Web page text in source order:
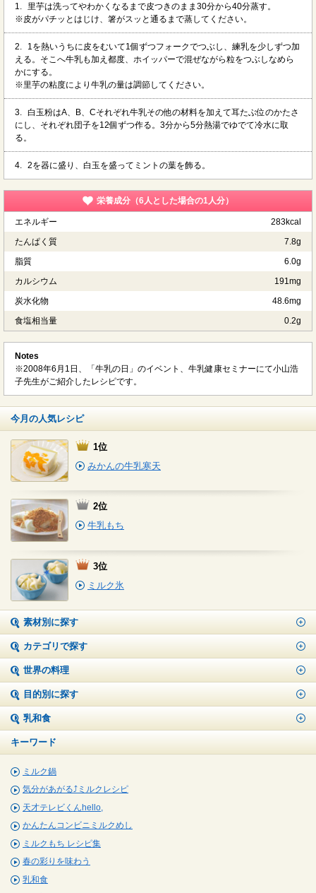
1.
里芋は洗ってやわかくなるまで皮つきのまま30分から40分蒸す。
※皮がパチッとはじけ、箸がスッと通るまで蒸してください。
2.
1を熱いうちに皮をむいて1個ずつフォークでつぶし、練乳を少しずつ加
える。そこへ牛乳も加え都度、ホイッパーで混ぜながら粒をつぶしなめら
かにする。
※里芋の粘度により牛乳の量は調節してください。
3.
白玉粉はA、B、Cそれぞれ牛乳その他の材料を加えて耳たぶ位のかたさ
にし、それぞれ団子を12個ずつ作る。3分から5分熱湯でゆでて冷水に取
る。
4. 2を器に盛り、白玉を盛ってミントの葉を飾る。
栄養成分（6人とした場合の1人分）
エネルギー
283kcal
たんぱく質
7.8g
脂質
6.0g
カルシウム
191mg
炭水化物
48.6mg
食塩相当量
0.2g
Notes
※2008年6月1日、「牛乳の日」のイベント、牛乳健康セミナーにて小山浩
子先生がご紹介したレシピです。
今月の人気レシピ
1位
みかんの牛乳寒天
2位
牛乳もち
3位
ミルク氷
素材別に探す
カテゴリで探す
世界の料理
目的別に探す
乳和食
キーワード
ミルク鍋
気分があがる⤴ミルクレシピ
天才テレビくんhello,
かんたんコンビニミルクめし
ミルクもち レシピ集
春の彩りを味わう
乳和食